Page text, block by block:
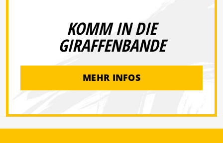
KOMM IN DIE
GIRAFFENBANDE
MEHR INFOS